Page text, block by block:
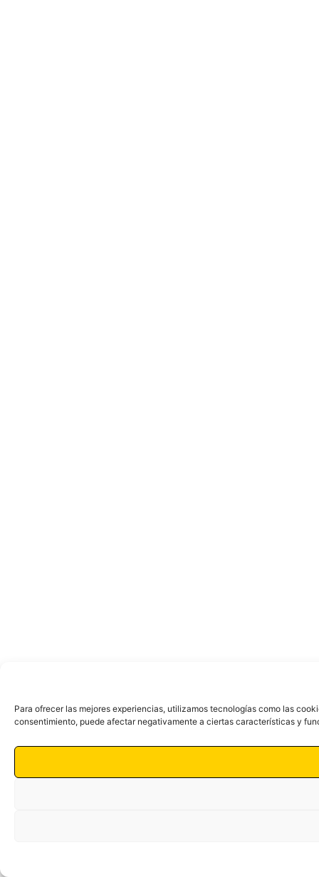
Para ofrecer las mejores experiencias, utilizamos tecnologías como las
consentimiento, puede afectar negativamente a ciertas características y